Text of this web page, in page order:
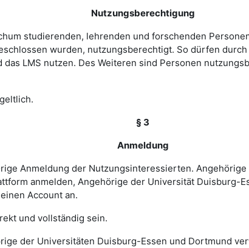
Nutzungsberechtigung
studierenden, lehrenden und forschenden
wurden, nutzungsberechtigt. So dürfen
LMS nutzen. Des Weiteren sind Personen
§ 3
Anmeldung
Anmeldung der Nutzungsinteressierten.
anmelden, Angehörige der Universität
Account an.
und vollständig sein.
der Universitäten Duisburg-Essen und Dortmund